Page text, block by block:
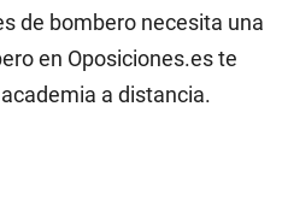
de bombero necesita una
en Oposiciones.es te
a distancia.